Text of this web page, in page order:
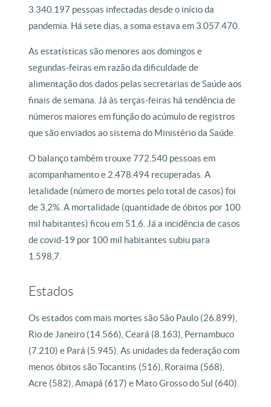
3.340.197 pessoas infectadas desde o início da
pandemia. Há sete dias, a soma estava em 3.057.470.
As estatísticas são menores aos domingos e
segundas-feiras em razão da dificuldade de
alimentação dos dados pelas secretarias de Saúde aos
finais de semana. Já às terças-feiras há tendência de
números maiores em função do acúmulo de registros
que são enviados ao sistema do Ministério da Saúde.
O balanço também trouxe 772.540 pessoas em
acompanhamento e 2.478.494 recuperadas. A
letalidade (número de mortes pelo total de casos) foi
de 3,2%. A mortalidade (quantidade de óbitos por 100
mil habitantes) ficou em 51,6. Já a incidência de casos
de covid-19 por 100 mil habitantes subiu para
1.598,7.
Estados
Os estados com mais mortes são São Paulo (26.899),
Rio de Janeiro (14.566), Ceará (8.163), Pernambuco
(7.210) e Pará (5.945). As unidades da federação com
menos óbitos são Tocantins (516), Roraima (568),
Acre (582), Amapá (617) e Mato Grosso do Sul (640).